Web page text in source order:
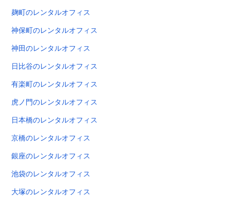
麹町のレンタルオフィス
神保町のレンタルオフィス
神田のレンタルオフィス
日比谷のレンタルオフィス
有楽町のレンタルオフィス
虎ノ門のレンタルオフィス
日本橋のレンタルオフィス
京橋のレンタルオフィス
銀座のレンタルオフィス
池袋のレンタルオフィス
大塚のレンタルオフィス